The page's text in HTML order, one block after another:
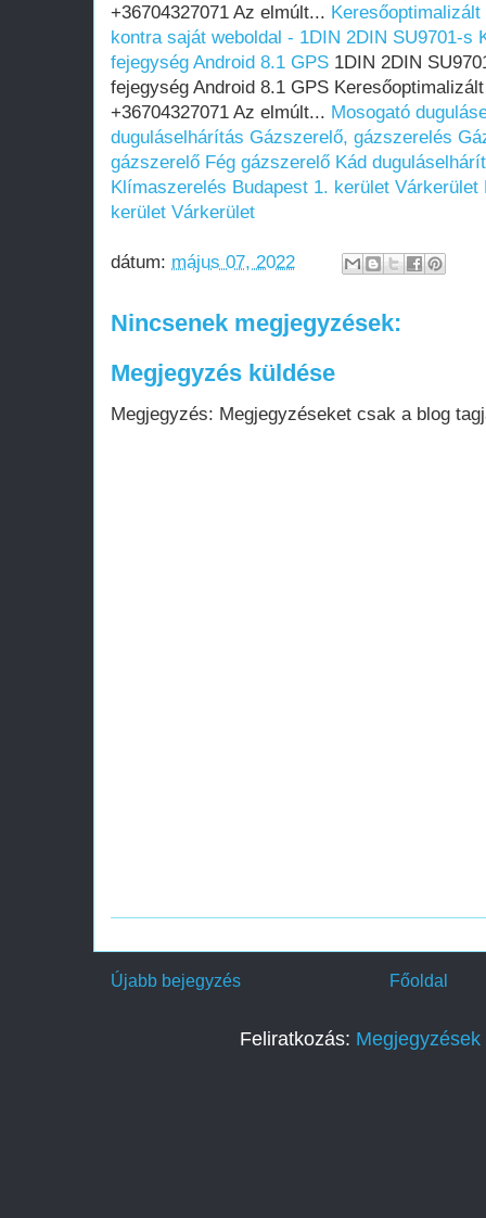
+36704327071 Az elmúlt...
kontra saját weboldal - 1DIN 2DIN SU9701-s
fejegység Android 8.1 GPS 1DIN 2DIN
fejegység Android 8.1 GPS
+36704327071 Az elmúlt... Mosogató
duguláselhárítás Gázszerelő, gázszerelés
gázszerelő Fég gázszerelő Kád
Klímaszerelés Budapest 1. kerület Várkerület
kerület Várkerület
dátum: május 07, 2022
Nincsenek megjegyzések:
Megjegyzés küldése
Megjegyzés: Megjegyzéseket csak a blog
Újabb bejegyzés Főoldal
Feliratkozás: